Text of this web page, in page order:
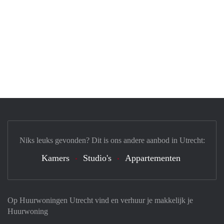
Op Huurwoningen Utrecht vind en verhuur je makkelijk je
Huurwoning
Niks leuks gevonden? Dit is ons andere aanbod in Utrecht:
Kamers Studio's Appartementen